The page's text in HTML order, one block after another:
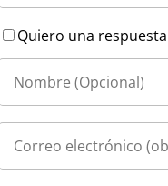
Quiero una